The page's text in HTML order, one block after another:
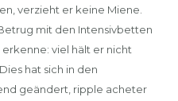
verzieht er keine Miene.
mit den Intensivbetten
viel hält er nicht
hat sich in den
geändert, ripple acheter